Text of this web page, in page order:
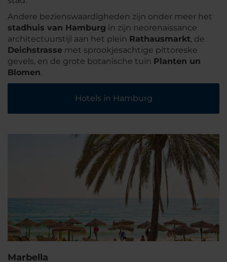
Andere bezienswaardigheden zijn onder meer het
stadhuis van Hamburg in zijn neorenaissance
architectuurstijl aan het plein Rathausmarkt, de
Deichstrasse met sprookjesachtige pittoreske
gevels, en de grote botanische tuin Planten un
Blomen.
Hotels in Hamburg
Marbella